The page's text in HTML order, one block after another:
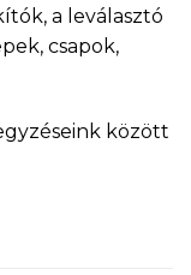
a leválasztó
csapok,
között